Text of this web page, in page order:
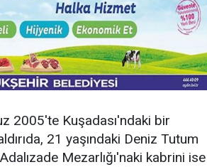
2005'te Kuşadası'ndaki bir
21 yaşındaki Deniz Tutum
Mezarlığı'naki kabrini ise